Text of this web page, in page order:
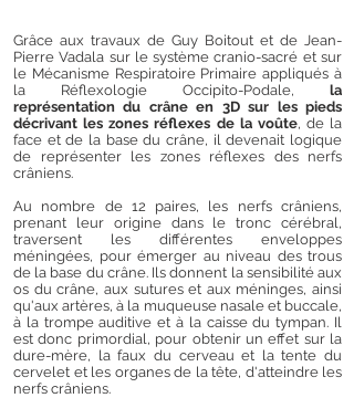
Grâce aux travaux de Guy Boitout et de Jean-
Pierre Vadala sur le système cranio-sacré et sur
le Mécanisme Respiratoire Primaire appliqués à
la Réflexologie Occipito-Podale, la
représentation du crâne en 3D sur les pieds
décrivant les zones réflexes de la voûte, de la
face et de la base du crâne, il devenait logique
de représenter les zones réflexes des nerfs
crâniens.
Au nombre de 12 paires, les nerfs crâniens,
prenant leur origine dans le tronc cérébral,
traversent les différentes enveloppes
méningées, pour émerger au niveau des trous
de la base du crâne. Ils donnent la sensibilité aux
os du crâne, aux sutures et aux méninges, ainsi
qu'aux artères, à la muqueuse nasale et buccale,
à la trompe auditive et à la caisse du tympan. Il
est donc primordial, pour obtenir un effet sur la
dure-mère, la faux du cerveau et la tente du
cervelet et les organes de la tête, d'atteindre les
nerfs crâniens.